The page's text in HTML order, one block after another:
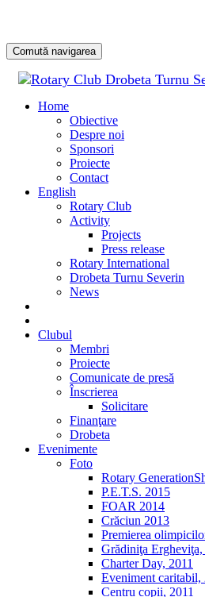
Comută navigarea
Home
Obiective
Despre noi
Sponsori
Proiecte
Contact
English
Rotary Club
Activity
Projects
Press release
Rotary International
Drobeta Turnu Severin
News
Clubul
Membri
Proiecte
Comunicate de presă
Înscrierea
Solicitare
Finanţare
Drobeta
Evenimente
Foto
Rotary
P.E.T.S. 2015
FOAR 2014
Crăciun 2013
Premierea
Grădiniţa
Charter Day, 2011
Eveniment caritabil,
Centru copii, 2011